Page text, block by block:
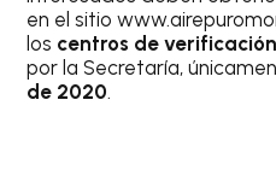
en el sitio
los centros de
por la Secretaría,
de 2020.